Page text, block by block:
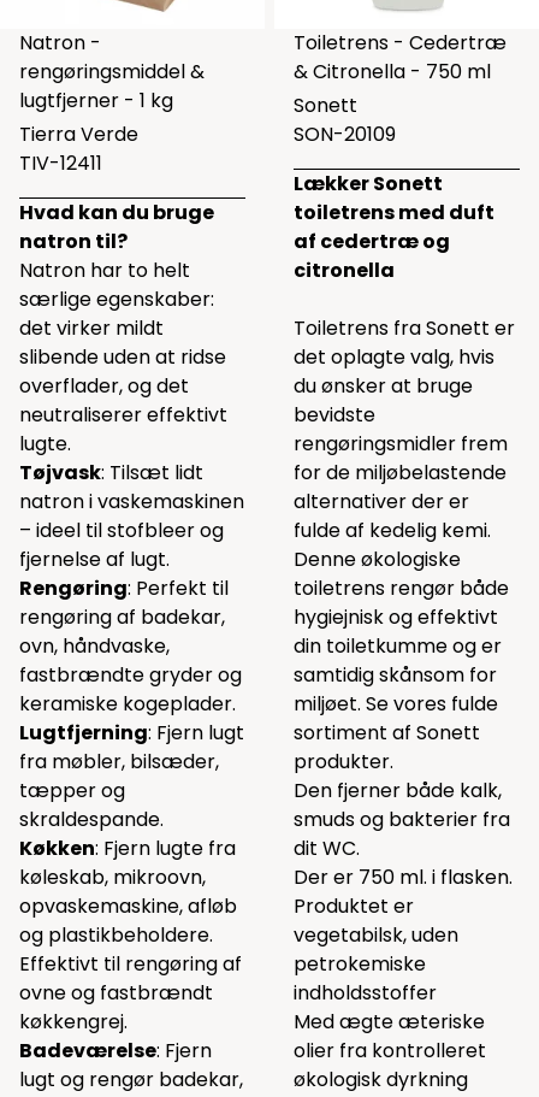
Natron -
rengøringsmiddel &
lugtfjerner - 1 kg
Tierra Verde
TIV-12411
Hvad kan du bruge
natron til?
Natron har to helt
særlige egenskaber:
det virker mildt
slibende uden at ridse
overflader, og det
neutraliserer effektivt
lugte.
Tøjvask: Tilsæt lidt
natron i vaskemaskinen
– ideel til stofbleer og
fjernelse af lugt.
Rengøring: Perfekt til
rengøring af badekar,
ovn, håndvaske,
fastbrændte gryder og
keramiske kogeplader.
Lugtfjerning: Fjern lugt
fra møbler, bilsæder,
tæpper og
skraldespande.
Køkken: Fjern lugte fra
køleskab, mikroovn,
opvaskemaskine, afløb
og plastikbeholdere.
Effektivt til rengøring af
ovne og fastbrændt
køkkengrej.
Badeværelse: Fjern
lugt og rengør badekar,
Toiletrens - Cedertræ
& Citronella - 750 ml
Sonett
SON-20109
Lækker Sonett
toiletrens med duft
af cedertræ og
citronella
Toiletrens fra Sonett er
det oplagte valg, hvis
du ønsker at bruge
bevidste
rengøringsmidler frem
for de miljøbelastende
alternativer der er
fulde af kedelig kemi.
Denne økologiske
toiletrens rengør både
hygiejnisk og effektivt
din toiletkumme og er
samtidig skånsom for
miljøet. Se vores fulde
sortiment af Sonett
produkter.
Den fjerner både kalk,
smuds og bakterier fra
dit WC.
Der er 750 ml. i flasken.
Produktet er
vegetabilsk, uden
petrokemiske
indholdsstoffer
Med ægte æteriske
olier fra kontrolleret
økologisk dyrkning